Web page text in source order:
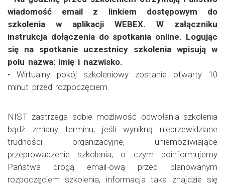
wiadomość email z linkiem dostępowym do
szkolenia w aplikacji WEBEX. W załączniku
instrukcja dołączenia do spotkania online. Logując
się na spotkanie uczestnicy szkolenia wpisują w
polu nazwa: imię i nazwisko.
• Wirtualny pokój szkoleniowy zostanie otwarty 10
minut przed rozpoczęciem.
NIST zastrzega sobie możliwość odwołania szkolenia
bądź zmiany terminu, jeśli wynikną nieprzewidziane
trudności organizacyjne, uniemożliwiające
przeprowadzenie szkolenia, o czym poinformujemy
Państwa drogą email-ową przed planowanym
rozpoczęciem szkolenia, informacja taka znajdzie się